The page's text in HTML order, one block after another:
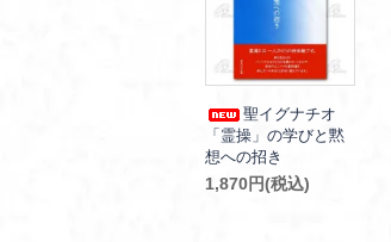
聖イグナチオ
「霊操」の学びと黙
想への招き
1,870円(税込)